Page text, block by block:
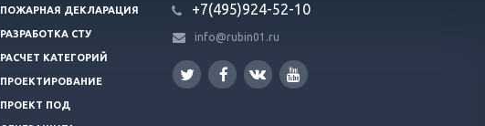
ПОЖАРНАЯ ДЕКЛАРАЦИЯ
РАЗРАБОТКА СТУ
РАСЧЕТ КАТЕГОРИЙ
ПРОЕКТИРОВАНИЕ
ПРОЕКТ ПОД
+7(495)924-52-10
info@rubin01.ru